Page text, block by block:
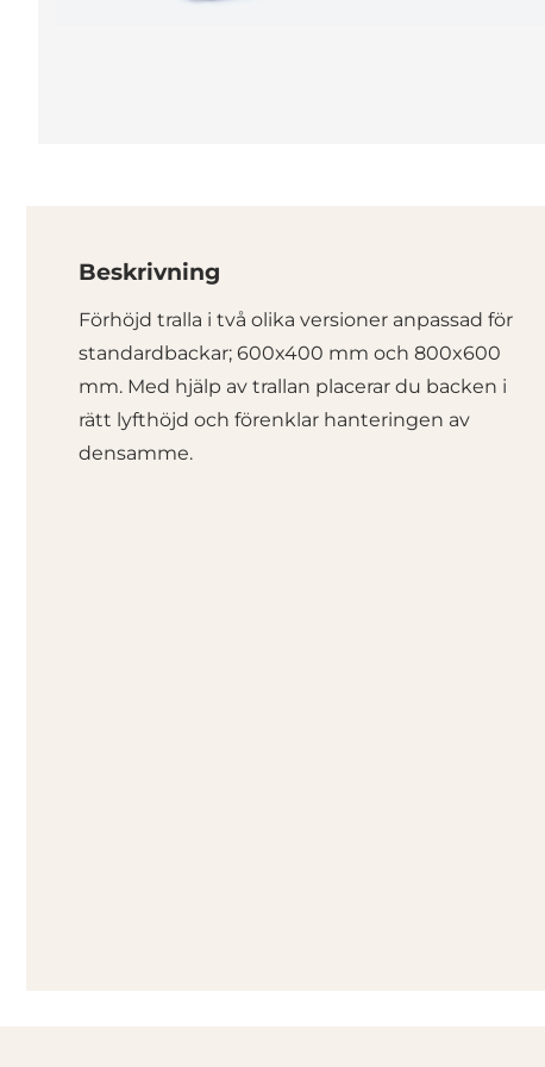
Beskrivning
Förhöjd tralla i två olika versioner anpassad för
standardbackar; 600x400 mm och 800x600
mm. Med hjälp av trallan placerar du backen i
rätt lyfthöjd och förenklar hanteringen av
densamme.